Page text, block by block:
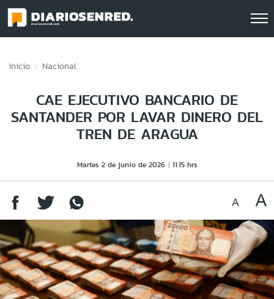
Inicio Nacional
CAE EJECUTIVO BANCARIO DE
SANTANDER POR LAVAR DINERO DEL
TREN DE ARAGUA
Martes 2 de junio de 2026 11:15 hrs